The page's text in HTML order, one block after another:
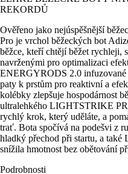
REKORDŮ
Ověřeno jako nejúspěšnější
Pro je vrchol běžeckých bot
běžce, kteří chtějí běžet rychleji,
navrženými pro optimalizaci
ENERGYRODS 2.0
paty k prstům pro reaktivní a
kolébky zlepšuje hospodárnost
ultralehkého LIGHTSTRIKE
rychlý krok, který uděláte, a
trať. Bota spočívá na podešvi z
hladký přechod při startu, a
snížila hmotnost bez obětování
Podrobnosti